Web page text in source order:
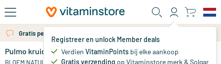
Ga naar de hoofdinhoud
Registreer en unlock Member deals
Verdien VitaminPoints bij elke aankoop
Gratis verzending op Vitaminstore merk & Solgar
Gratis persoonlijk advies via chat of email
Pulmo kruidentinctuur suikervrij